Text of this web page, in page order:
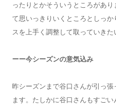
ったりとかそういうところがあ
て思いっきりいくところとしっ
スを上手く調整して取っていきた
ーー今シーズンの意気込み
昨シーズンまで谷口さんが引っ
ます。たしかに谷口さんもすご